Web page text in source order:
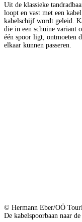
Uit de klassieke
loopt en vast met een
kabelschijf wordt geleid.
die in een schuine variant
één spoor ligt, ontmoeten
elkaar kunnen passeren.
© Hermann Eber/OÖ
De kabelspoorbaan naar de